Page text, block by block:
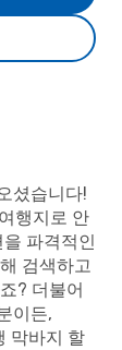
셨습니다!
행지로 안
파격적인
검색하고
? 더불어
이든,
막바지 할